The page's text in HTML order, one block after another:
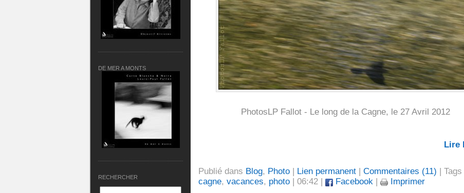
DE MER A MONTS
RECHERCHER
PhotosLP Fallot - Le long de la Cagne, le 27 Avril 2012
Lire
Publié dans Blog, Photo | Lien permanent | Commentaires (11) | Tags
cagne, vacances, photo | 06:42 | Facebook | Imprimer